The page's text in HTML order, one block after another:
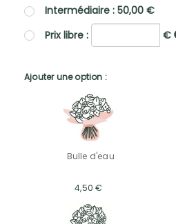
Intermédiaire : 50,00 €
Prix libre :
€
Ajouter une option :
Bulle d'eau
4,50 €